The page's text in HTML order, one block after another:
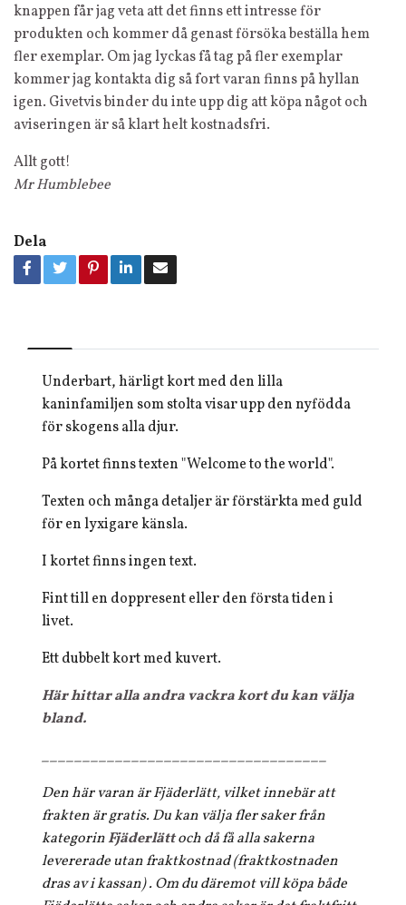
knappen får jag veta att det finns ett intresse för
produkten och kommer då genast försöka beställa hem
fler exemplar. Om jag lyckas få tag på fler exemplar
kommer jag kontakta dig så fort varan finns på hyllan
igen. Givetvis binder du inte upp dig att köpa något och
aviseringen är så klart helt kostnadsfri.
Allt gott!
Mr Humblebee
Dela
Underbart, härligt kort med den lilla
kaninfamiljen som stolta visar upp den nyfödda
för skogens alla djur.
På kortet finns texten "Welcome to the world".
Texten och många detaljer är förstärkta med guld
för en lyxigare känsla.
I kortet finns ingen text.
Fint till en doppresent eller den första tiden i
livet.
Ett dubbelt kort med kuvert.
Här hittar alla andra vackra kort du kan välja
bland.
___________________________________
Den här varan är Fjäderlätt, vilket innebär att
frakten är gratis. Du kan välja fler saker från
kategorinFjäderlättoch då få alla sakerna
levererade utan fraktkostnad (fraktkostnaden
dras av i kassan) . Om du däremot vill köpa både